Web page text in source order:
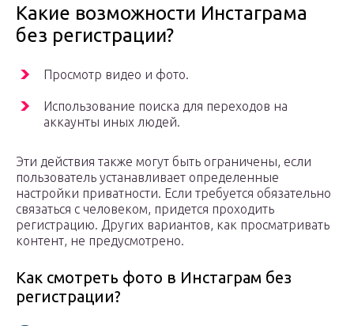
Какие возможности Инстаграма
без регистрации?
Просмотр видео и фото.
Использование поиска для переходов на
аккаунты иных людей.
Эти действия также могут быть ограничены, если
пользователь устанавливает определенные
настройки приватности. Если требуется обязательно
связаться с человеком, придется проходить
регистрацию. Других вариантов, как просматривать
контент, не предусмотрено.
Как смотреть фото в Инстаграм без
регистрации?